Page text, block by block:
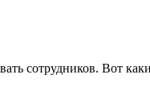
сотрудников. Вот